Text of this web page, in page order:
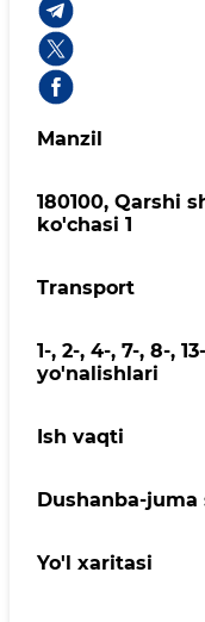
Manzil
180100, Qаrshi
ko'chasi 1
Transport
1-, 2-, 4-, 7-, 8-,
yo'nalishlari
Ish vaqti
Dushanba-juma
Yo'l xaritasi